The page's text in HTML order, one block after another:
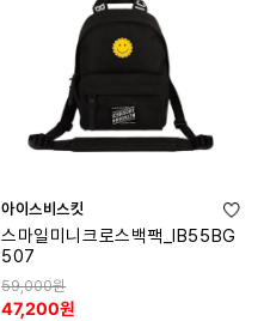
아이스비스킷
스마일미니크로스백팩_IB55BG
507
59,000원
47,200원